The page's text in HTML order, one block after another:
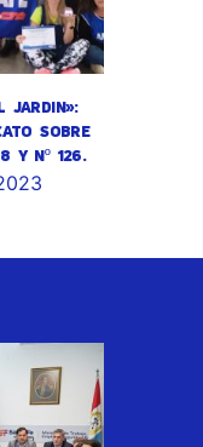
JARDIN»:
SOBRE
Y Nº 126.